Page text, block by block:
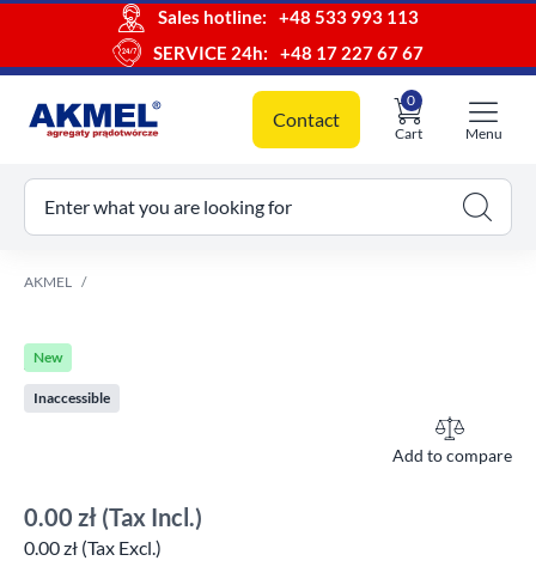
Sales hotline:
+48 533 993 113
SERVICE 24h:
+48 17 227 67 67
Contact
Cart
0
cart
Menu
Enter what you are looking for
AKMEL
New
Inaccessible
Add to compare
0.00 zł (Tax Incl.)
0.00 zł (Tax Excl.)